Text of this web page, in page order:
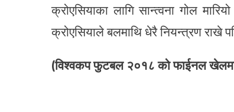
क्रोएसियाका लागि सान्त्वना गोल
क्रोएसियाले बलमाथि धेरै नियन्त्रण राखे
(विश्वकप फुटबल २०१८ को फाईनल